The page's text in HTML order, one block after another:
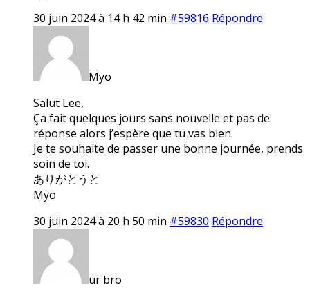
30 juin 2024 à 14 h 42 min #59816 Répondre
Myo
Salut Lee,
Ça fait quelques jours sans nouvelle et pas de
réponse alors j’espère que tu vas bien.
Je te souhaite de passer une bonne journée, prends
soin de toi.
ありがとうと
Myo
30 juin 2024 à 20 h 50 min #59830 Répondre
ur bro